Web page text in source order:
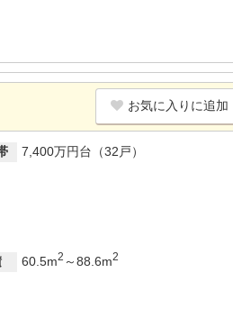
お気に入りに追加
7,400万円台（32戸）
60.5m2 ～88.6m2